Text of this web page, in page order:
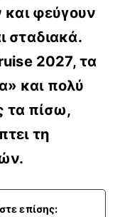
και φεύγουν
σταδιακά.
2027, τα
και πολύ
τα πίσω,
τη
.
επίσης: